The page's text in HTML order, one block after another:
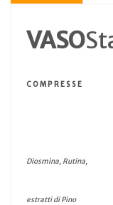
VASO
C O M P R E S S E
Diosmina, Rutina,
estratti di Pino